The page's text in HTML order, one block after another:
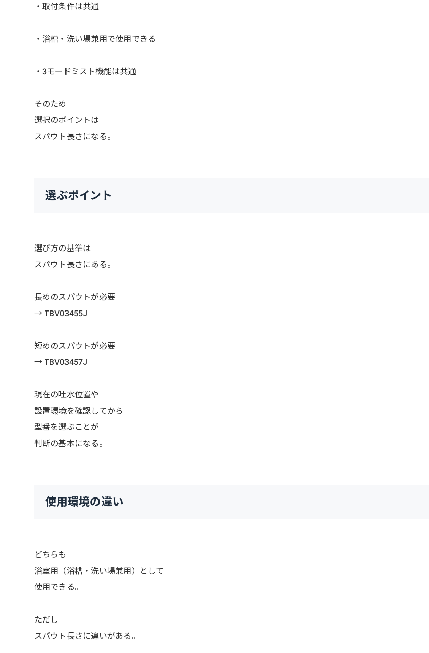
・取付条件は共通
・浴槽・洗い場兼用で使用できる
・3モードミスト機能は共通
そのため
選択のポイントは
スパウト長さになる。
選ぶポイント
選び方の基準は
スパウト長さにある。
長めのスパウトが必要
→ TBV03455J
短めのスパウトが必要
→ TBV03457J
現在の吐水位置や
設置環境を確認してから
型番を選ぶことが
判断の基本になる。
使用環境の違い
どちらも
浴室用（浴槽・洗い場兼用）として
使用できる。
ただし
スパウト長さに違いがある。